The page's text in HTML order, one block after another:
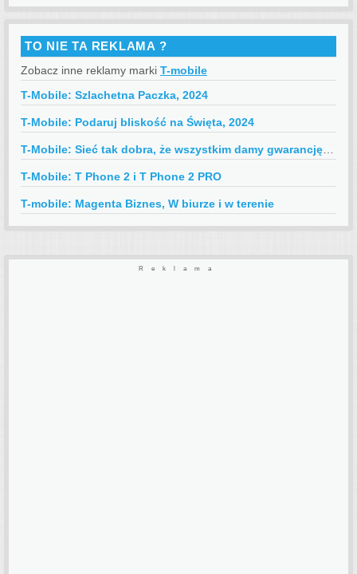
TO NIE TA REKLAMA ?
Zobacz inne reklamy marki T-mobile
T-Mobile: Szlachetna Paczka, 2024
T-Mobile: Podaruj bliskość na Święta, 2024
T-Mobile: T Phone 2 i T Phone 2 PRO
T-mobile: Magenta Biznes, W biurze i w terenie
Reklama